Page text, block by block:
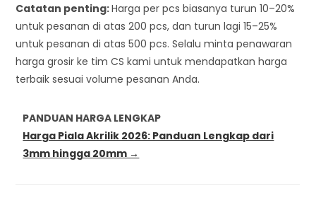
Catatan penting:Harga per pcs biasanya turun 10–20%
untuk pesanan di atas 200 pcs, dan turun lagi 15–25%
untuk pesanan di atas 500 pcs. Selalu minta penawaran
harga grosir ke tim CS kami untuk mendapatkan harga
terbaik sesuai volume pesanan Anda.
PANDUAN HARGA LENGKAP
Harga Piala Akrilik 2026: Panduan Lengkap dari
3mm hingga 20mm →